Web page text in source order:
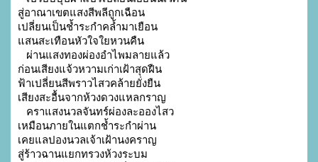
สู่อาณาเขตแสงสีพลีถูกเฉือน
เปลี่ยนเป็นช้ำระกำคล้ำมาเยือน
แสนสะเทือนหัวใจใยหวนคืน
ผ่านแสงทองผ่องอำไพมลายแล้ว
ก่อนเสียงแจ้วหวามเก่าเฝ้าสุดฝืน
ฟ้าเปลี่ยนสีพราวไสวคล้ายยั่งยืน
เสียงสะอื้นจากห้วงดวงแหลกราญ
คราแสงนวลจันทร์ผ่องละอองไสว
เหมือนภายในแตกช้ำระกำผ่าน
เคยแลปองนวลเจ้าเฝ้านงคราญ
สู่ร้าวฉานแยกทรวงห้วงระบม